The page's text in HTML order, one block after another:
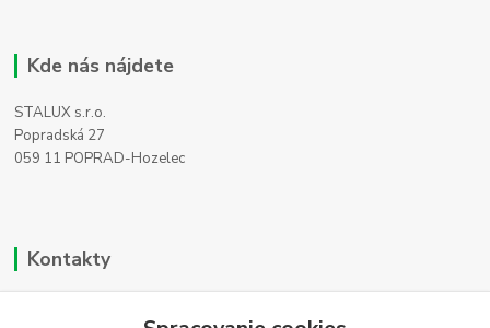
Kde nás nájdete
STALUX s.r.o.
Popradská 27
059 11 POPRAD-Hozelec
Kontakty